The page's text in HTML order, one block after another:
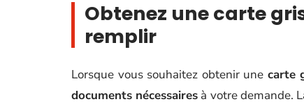
Obtenez une carte
remplir
Lorsque vous souhaitez obtenir une carte
documents nécessaires à votre demande.